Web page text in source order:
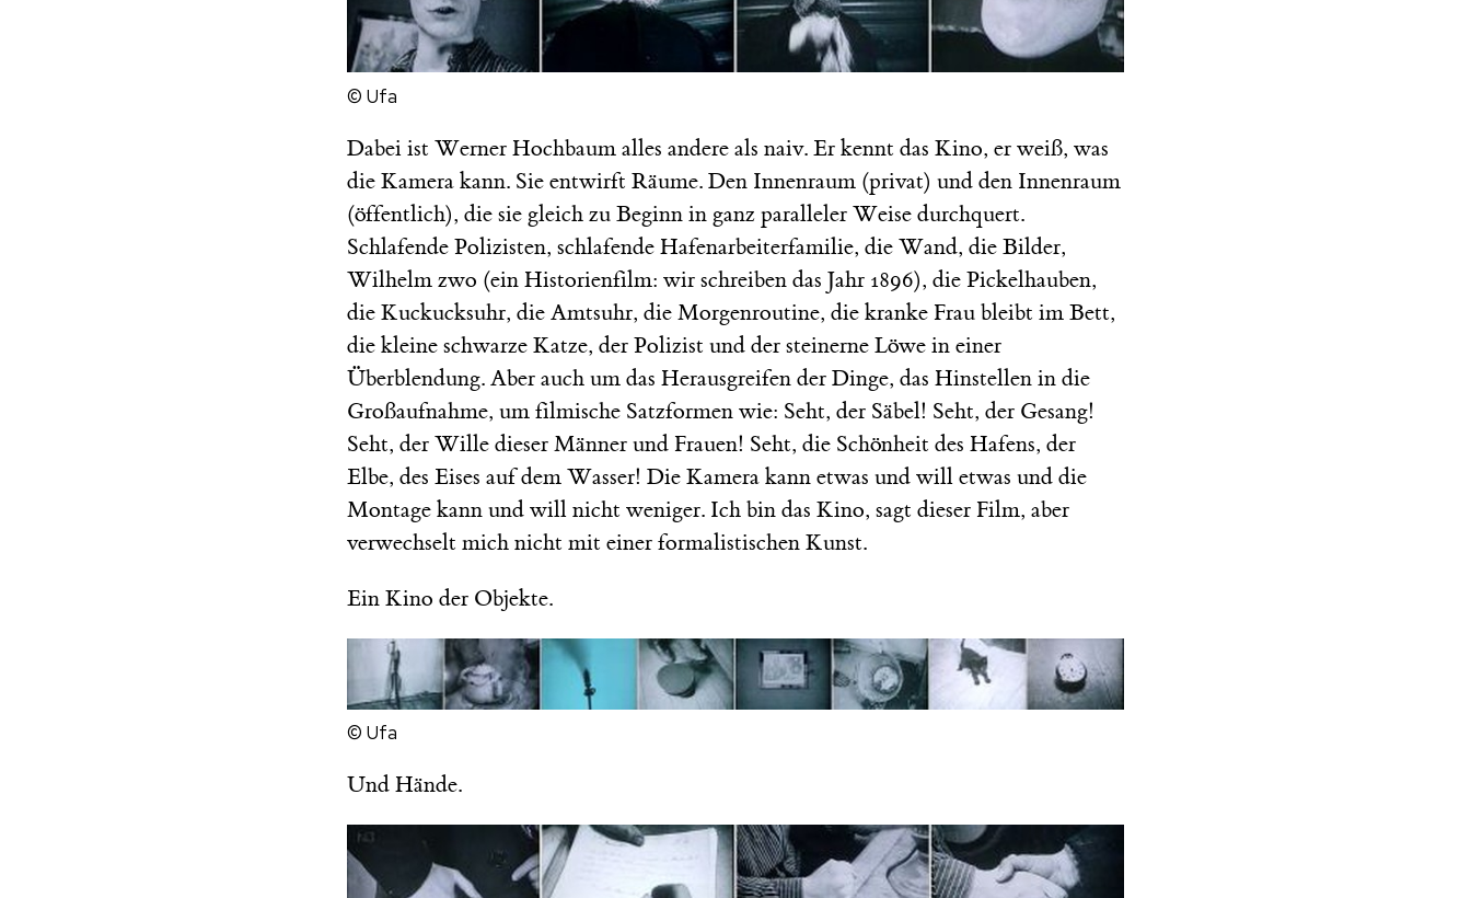
© Ufa
Dabei ist Werner Hochbaum alles andere als naiv. Er kennt das Kino, er weiß, was
die Kamera kann. Sie entwirft Räume. Den Innenraum (privat) und den Innenraum
(öffentlich), die sie gleich zu Beginn in ganz paralleler Weise durchquert.
Schlafende Polizisten, schlafende Hafenarbeiterfamilie, die Wand, die Bilder,
Wilhelm zwo (ein Historienfilm: wir schreiben das Jahr 1896), die Pickelhauben,
die Kuckucksuhr, die Amtsuhr, die Morgenroutine, die kranke Frau bleibt im Bett,
die kleine schwarze Katze, der Polizist und der steinerne Löwe in einer
Überblendung. Aber auch um das Herausgreifen der Dinge, das Hinstellen in die
Großaufnahme, um filmische Satzformen wie: Seht, der Säbel! Seht, der Gesang!
Seht, der Wille dieser Männer und Frauen! Seht, die Schönheit des Hafens, der
Elbe, des Eises auf dem Wasser! Die Kamera kann etwas und will etwas und die
Montage kann und will nicht weniger. Ich bin das Kino, sagt dieser Film, aber
verwechselt mich nicht mit einer formalistischen Kunst.
Ein Kino der Objekte.
© Ufa
Und Hände.